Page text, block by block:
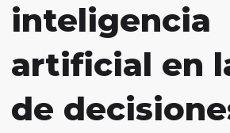
inteligencia
artificial en
de